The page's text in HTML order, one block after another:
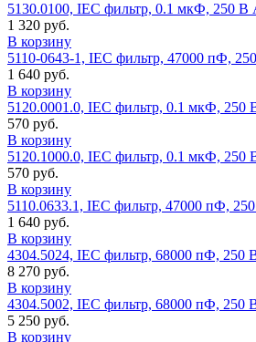
5130.0100, IEC фильтр, 0.1 мкФ, 250
1 320 руб.
В корзину
5110-0643-1, IEC фильтр, 47000 пФ,
1 640 руб.
В корзину
5120.0001.0, IEC фильтр, 0.1 мкФ,
570 руб.
В корзину
5120.1000.0, IEC фильтр, 0.1 мкФ,
570 руб.
В корзину
5110.0633.1, IEC фильтр, 47000 пФ,
1 640 руб.
В корзину
4304.5024, IEC фильтр, 68000 пФ,
8 270 руб.
В корзину
4304.5002, IEC фильтр, 68000 пФ, 250
5 250 руб.
В корзину